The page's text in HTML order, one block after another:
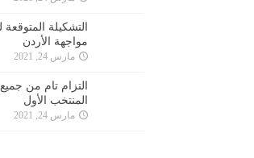
التشكيلة
مواجهة الأردن
مارس 24, 2021
التزام تام من
المنتخب الأول
مارس 24, 2021